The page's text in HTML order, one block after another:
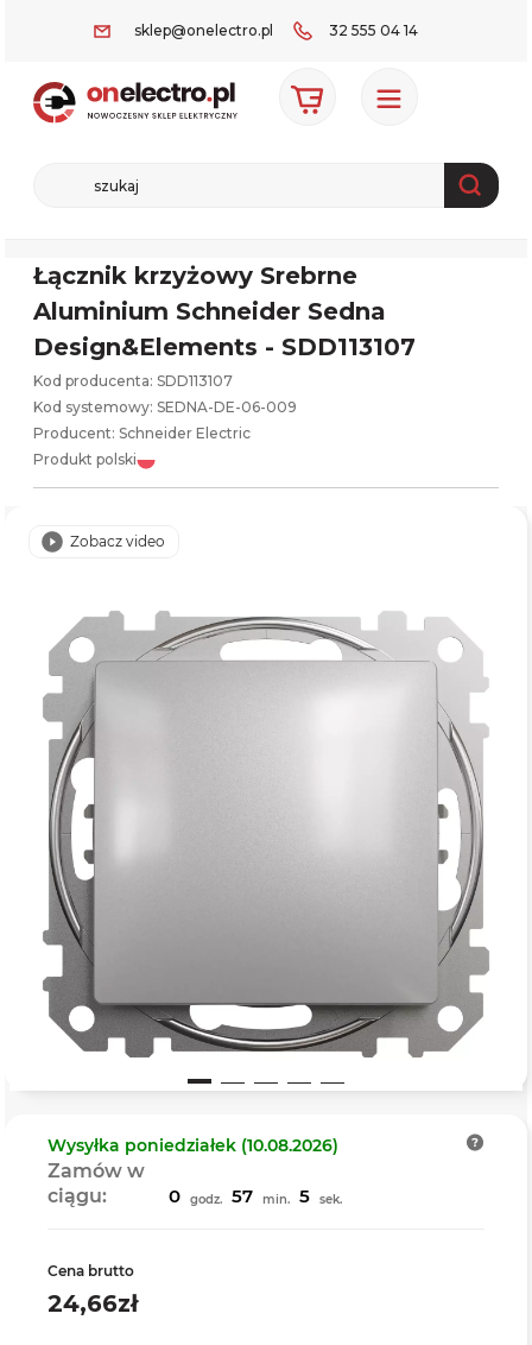
sklep@onelectro.pl 32 555 04 14
Łącznik krzyżowy Srebrne
Aluminium Schneider Sedna
Design&Elements - SDD113107
Kod producenta: SDD113107
Kod systemowy: SEDNA-DE-06-009
Producent: Schneider Electric
Produkt polski
Zobacz video
Wysyłka poniedziałek (10.08.2026)
Zamów w
ciągu:
0 godz. 57 min. 4 sek.
Cena brutto
24,66zł